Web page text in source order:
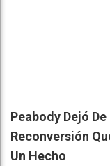
Peabody Dejó
Reconversión
Un Hecho